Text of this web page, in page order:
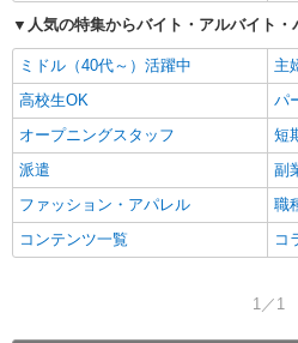
人気の特集からバイト・アルバイト・
ミドル（40代～）活躍中
主
高校生OK
パ
オープニングスタッフ
短
派遣
副
ファッション・アパレル
職
コンテンツ一覧
コ
1／1